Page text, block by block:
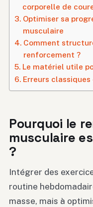
corporelle de
Optimiser sa
musculaire
Comment
renforcement ?
Le matériel utile
Erreurs
Pourquoi le
musculaire
?
Intégrer des
routine
masse, mais à